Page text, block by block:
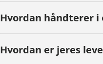
Hvordan håndterer i
Hvordan er jeres